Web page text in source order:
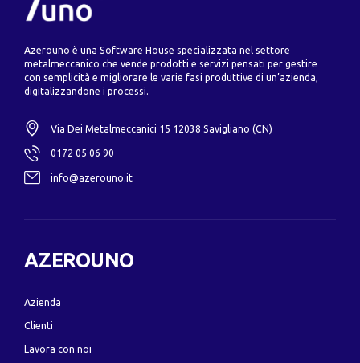
Azerouno è una Software House specializzata nel settore
metalmeccanico che vende prodotti e servizi pensati per gestire
con semplicità e migliorare le varie fasi produttive di un’azienda,
digitalizzandone i processi.
Via Dei Metalmeccanici 15 12038 Savigliano (CN)
0172 05 06 90
info@azerouno.it
AZEROUNO
Azienda
Clienti
Lavora con noi